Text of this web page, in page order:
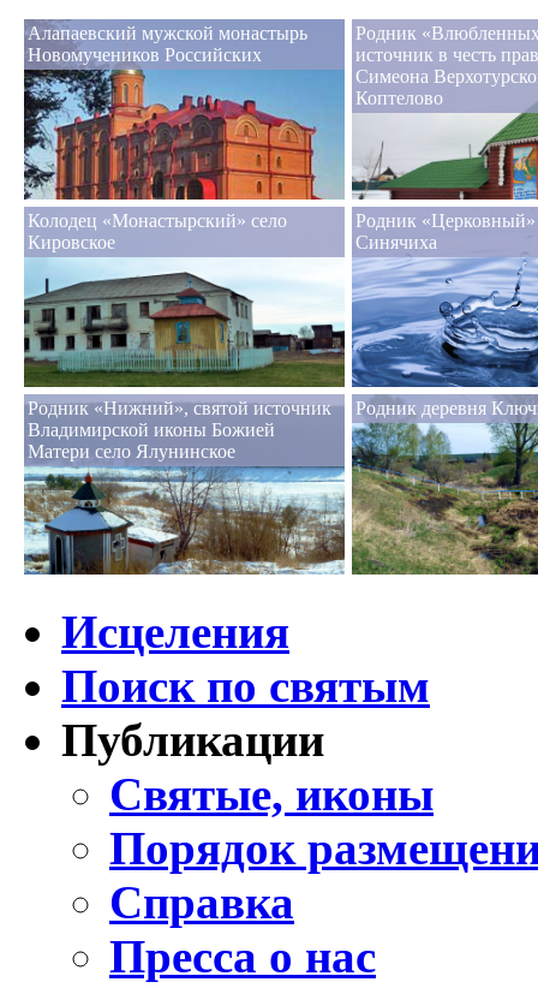
Алапаевский мужской монастырь
Новомучеников Российских
Родник
источник в честь
Симеона
Коптелово
Колодец «Монастырский» село
Кировское
Родник
Синячиха
Родник «Нижний», святой источник
Владимирской иконы Божией
Матери село Ялунинское
Родник деревня
Исцеления
Поиск по святым
Публикации
Святые, иконы
Порядок
Справка
Пресса о нас